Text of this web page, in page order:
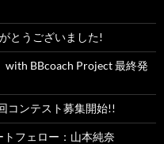
とうございました!
with BBcoach Project 最終発
コンテスト募集開始!!
トフェロー：山本純奈